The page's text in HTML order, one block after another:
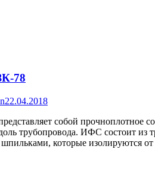
78
22.04.2018
собой прочноплотное
трубопровода. ИФС состоит
которые изолируются